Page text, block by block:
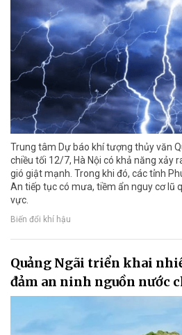
Trung tâm Dự báo khí tượng thủy văn
chiều tối 12/7, Hà Nội có khả năng xảy
gió giật mạnh. Trong khi đó, các tỉnh
An tiếp tục có mưa, tiềm ẩn nguy cơ lũ
vực.
Biến đổi khí hậu
Quảng Ngãi triển khai
đảm an ninh nguồn nước